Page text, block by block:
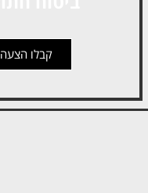
קבלו הצעה